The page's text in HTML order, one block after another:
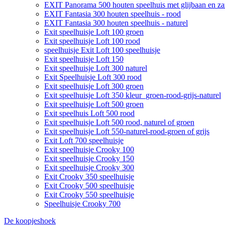
EXIT Panorama 500 houten speelhuis met glijbaan en
EXIT Fantasia 300 houten speelhuis - rood
EXIT Fantasia 300 houten speelhuis - naturel
Exit speelhuisje Loft 100 groen
Exit speelhuisje Loft 100 rood
speelhuisje Exit Loft 100 speelhuisje
Exit speelhuisje Loft 150
Exit speelhuisje Loft 300 naturel
Exit Speelhuisje Loft 300 rood
Exit speelhuisje Loft 300 groen
Exit speelhuisje Loft 350 kleur_groen-rood-grijs-naturel
Exit speelhuisje Loft 500 groen
Exit speelhuis Loft 500 rood
Exit speelhuisje Loft 500 rood, naturel of groen
Exit speelhuisje Loft 550-naturel-rood-groen of grijs
Exit Loft 700 speelhuisje
Exit speelhuisje Crooky 100
Exit speelhuisje Crooky 150
Exit speelhuisje Crooky 300
Exit Crooky 350 speelhuisje
Exit Crooky 500 speelhuisje
Exit Crooky 550 speelhuisje
Speelhuisje Crooky 700
De koopjeshoek